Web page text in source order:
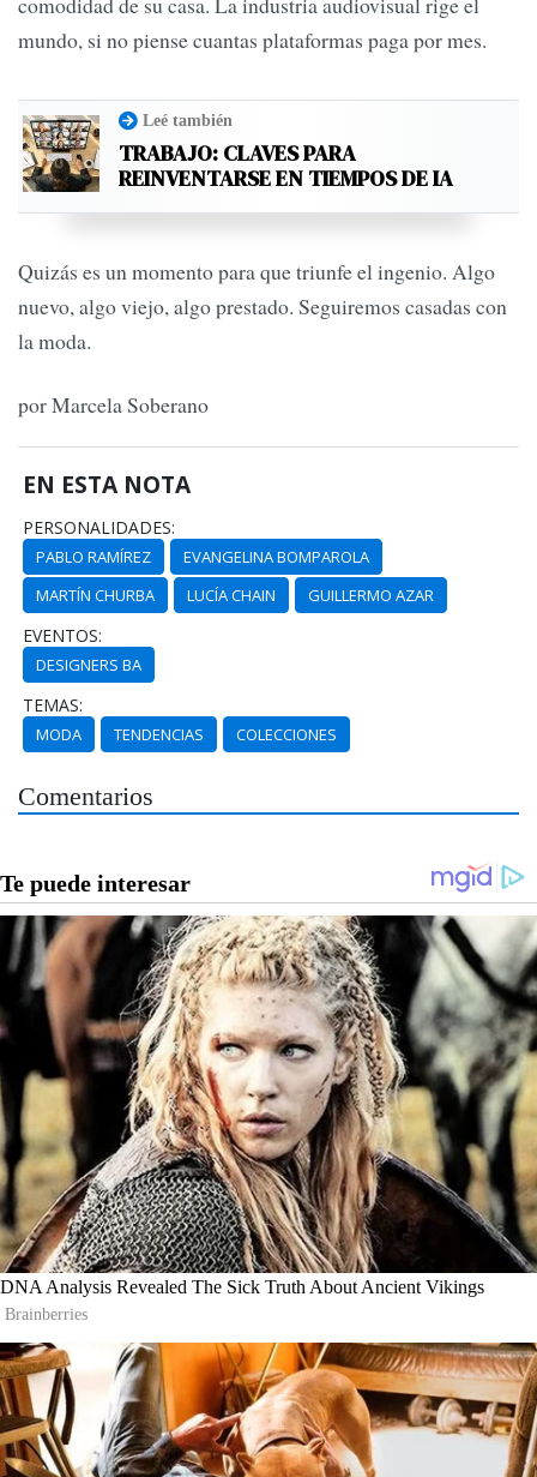
mundo, si no piense cuantas plataformas paga por mes.
Leé también
TRABAJO: CLAVES PARA
REINVENTARSE EN TIEMPOS DE IA
Quizás es un momento para que triunfe el ingenio. Algo
nuevo, algo viejo, algo prestado. Seguiremos casadas con
la moda.
por Marcela Soberano
EN ESTA NOTA
PERSONALIDADES:
PABLO RAMÍREZ
EVANGELINA BOMPAROLA
MARTÍN CHURBA
LUCÍA CHAIN GUILLERMO AZAR
EVENTOS:
DESIGNERS BA
TEMAS:
MODA TENDENCIAS COLECCIONES
Comentarios